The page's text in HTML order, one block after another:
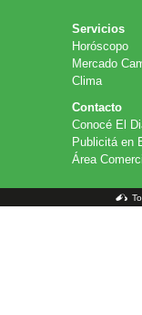
Servicios
Horóscopo
Mercado
Clima
Contacto
Conocé El
Publicitá en
Área